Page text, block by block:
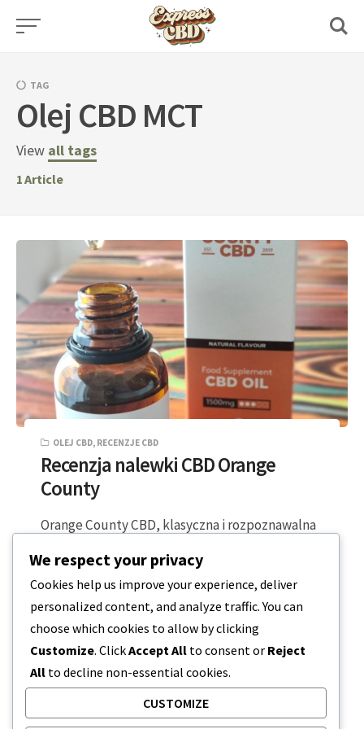
Skip
TAG
Olej CBD MCT
View all tags
1Article
OLEJ CBD, RECENZJE CBD
Recenzja nalewki CBD Orange
County
Orange County CBD, klasyczna i rozpoznawalna
gamę produktów z kannabidiolem o pełnym i…
2 MINUTY CZYTANIA 2024-02-02
We respect your privacy
Cookies help us improve your experience, deliver
personalized content, and analyze traffic. You can
choose which cookies to allow by clicking
Customize. ClickAccept All to consent or Reject
All to decline non-essential cookies.
CUSTOMIZE